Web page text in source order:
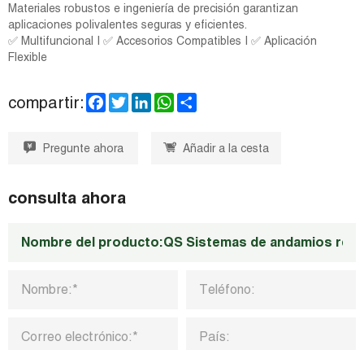
Materiales robustos e ingeniería de precisión garantizan
aplicaciones polivalentes seguras y eficientes.
✅ Multifuncional | ✅ Accesorios Compatibles | ✅ Aplicación
Flexible
compartir:
F
a
b
T
w
L
W
h
t
s
e
Pregunte ahora Añadir a la cesta
consulta ahora